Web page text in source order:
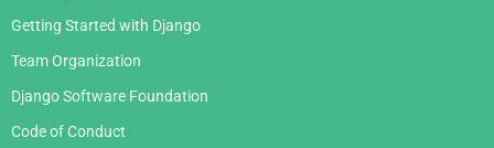
Getting Started with Django
Team Organization
Django Software Foundation
Code of Conduct